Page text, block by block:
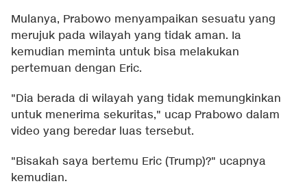
Mulanya, Prabowo menyampaikan sesuatu yang
merujuk pada wilayah yang tidak aman. Ia
kemudian meminta untuk bisa melakukan
pertemuan dengan Eric.
"Dia berada di wilayah yang tidak memungkinkan
untuk menerima sekuritas," ucap Prabowo dalam
video yang beredar luas tersebut.
"Bisakah saya bertemu Eric (Trump)?" ucapnya
kemudian.